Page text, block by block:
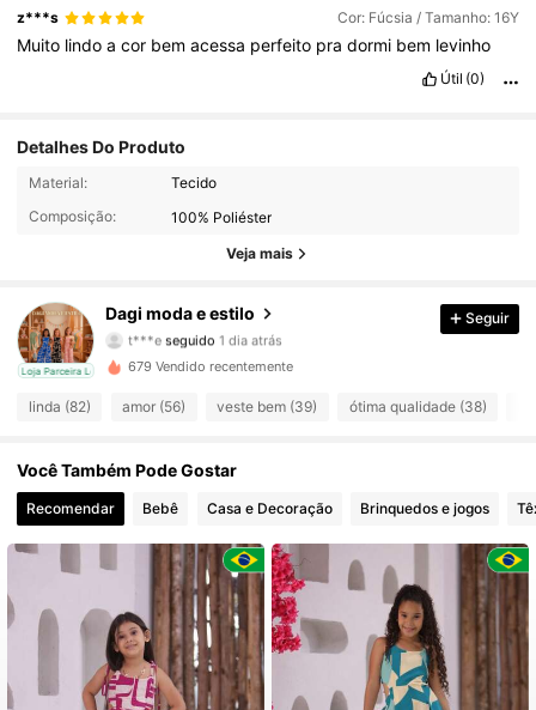
z***s Cor: Fúcsia / Tamanho: 16Y
Muito lindoacor bemacessa perfeito pradormi bem levinho
Útil (0)
Detalhes Do Produto
Material:
Tecido
Composição:
100% Poliéster
Veja mais
Loja Parceira Local
Dagi moda e estilo
104 Seguidores
t***e
4,83
104 Seguidores
4,83 104 Seguidores
4,83 104 Seguidores
104 Seguidores
4,83 104 Seguidores
4,83 104 Seguidores
Seguir
679 Vendido recentemente
linda (82) amor (56) veste bem (39) ótima qualidade (38)
Você Também Pode Gostar
Recomendar Bebê Casa e Decoração Brinquedos e jogos